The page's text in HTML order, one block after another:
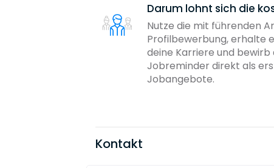
Darum lohnt sich die
Nutze die mit führenden
Profilbewerbung, erhalte
deine Karriere und bewirb
Jobreminder direkt als
Jobangebote.
Kontakt